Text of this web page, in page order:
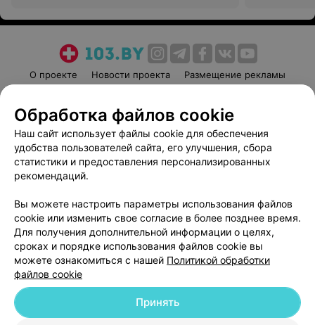
О проекте Новости проекта
Размещение рекламы
Пользовательское соглашение
Способы оплаты
Вакансии
Партнеры
Написать руководителю 103.by
Обработка персональных данных
© 2026 ООО «Артокс Лаб», УНП 191700409
| 220012, Республика Беларусь,
Обработка файлов cookie
Наш сайт использует файлы cookie для обеспечения
удобства пользователей сайта, его улучшения, сбора
статистики и предоставления персонализированных
рекомендаций.
Вы можете настроить параметры использования файлов
cookie или изменить свое согласие в более позднее время.
Для получения дополнительной информации о целях,
сроках и порядке использования файлов cookie вы
можете ознакомиться с нашей Политикой обработки
файлов cookie
Принять